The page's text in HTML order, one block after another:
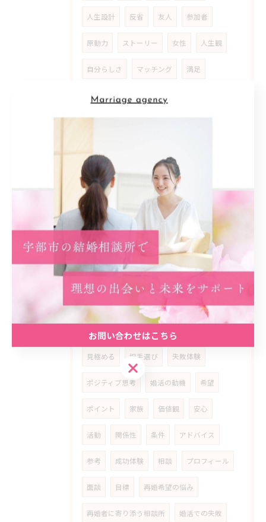
人生設計 反省 友人 参加者
原動力 ストーリー 女性 人生観
自分らしさ マッチング 満足
地元密着型
スタイル 多様化 家庭
生き方 順位 喜び
スタート 事実
プラン 予想外 ネガティブ
コミュニティ 実践 計画 振り返り
アピール 学ぶ 考え方
見極める 相手選び 失敗体験
ポジティブ思考 婚活の動機 希望
ポイント 家族 価値観 安心
活動 関係性 条件 アドバイス
参考 成功体験 相談 プロフィール
面談 目標 再婚希望の悩み
再婚者に寄り添う相談所 婚活での失敗
お問い合わせはこちら
お問い合わせはこちら